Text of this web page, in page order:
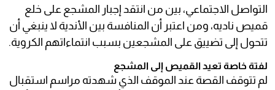
التواصل الاجتماعي، بين من انتقد إجبار المشجع على خلع
قميص ناديه، ومن اعتبر أن المنافسة بين الأندية لا ينبغي أن
تتحول إلى تضييق على المشجعين بسبب انتماءاتهم الكروية.
لفتة خاصة تعيد القميص إلى المشجع
لم تتوقف القصة عند الموقف الذي شهدته مراسم استقبال